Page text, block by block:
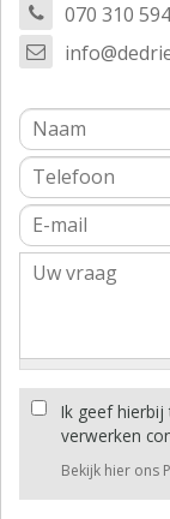
070 310
Ik geef
verwerken
Bekijk hier ons